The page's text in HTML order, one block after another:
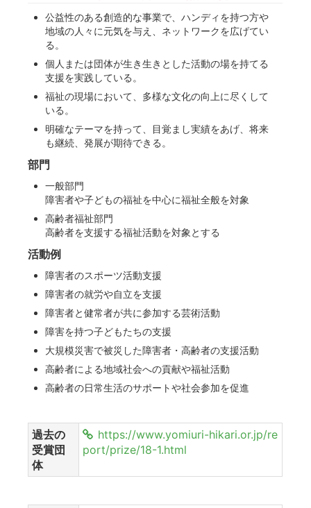
公益性のある創造的な事業で、ハンディを持つ方や
地域の人々に元気を与え、ネットワークを広げてい
る。
個人または団体が生き生きとした活動の場を持てる
支援を実践している。
福祉の現場において、多様な文化の向上に尽くして
いる。
明確なテーマを持って、目覚まし実績をあげ、将来
も継続、発展が期待できる。
部門
一般部門
障害者や子どもの福祉を中心に福祉全般を対象
高齢者福祉部門
高齢者を支援する福祉活動を対象とする
活動例
障害者のスポーツ活動支援
障害者の就労や自立を支援
障害者と健常者が共に参加する芸術活動
障害を持つ子どもたちの支援
大規模災害で被災した障害者・高齢者の支援活動
高齢者による地域社会への貢献や福祉活動
高齢者の日常生活のサポートや社会参加を促進
過去の
受賞団
体
https://www.yomiuri-hikari.or.jp/re
port/prize/18-1.html